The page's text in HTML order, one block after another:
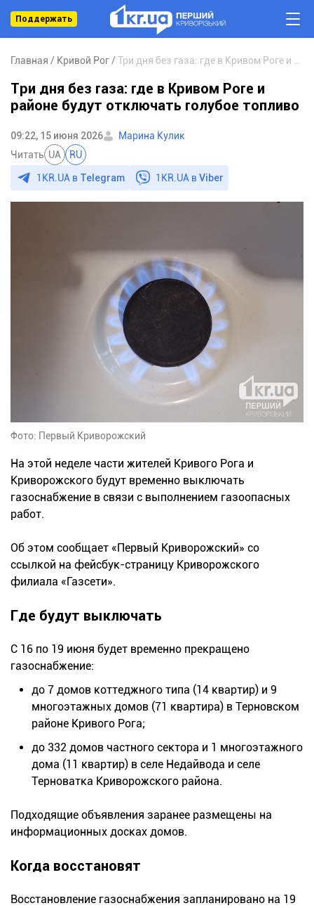
Поддержать
Главная Кривой Рог
Три дня без газа: где в Кривом Роге и
районе будут отключать голубое топливо
09:22, 15 июня 2026
Марина Кулик
Читать UA RU
1KR.UA в Telegram 1KR.UA вViber
Фото: Первый Криворожский
На этой неделе части жителей Кривого Рога и
Криворожского будут временно выключать
газоснабжение в связи с выполнением газоопасных
работ.
Об этом сообщает «Первый Криворожский» со
ссылкой на фейсбук-страницу Криворожского
филиала «Газсети».
Где будут выключать
С 16 по 19 июня будет временно прекращено
газоснабжение:
до 7 домов коттеджного типа (14 квартир) и 9
многоэтажных домов (71 квартира) в Терновском
районе Кривого Рога;
до 332 домов частного сектора и 1 многоэтажного
дома (11 квартир) в селе Недайвода и селе
Терноватка Криворожского района.
Подходящие объявления заранее размещены на
информационных досках домов.
Когда восстановят
Восстановление газоснабжения запланировано на 19